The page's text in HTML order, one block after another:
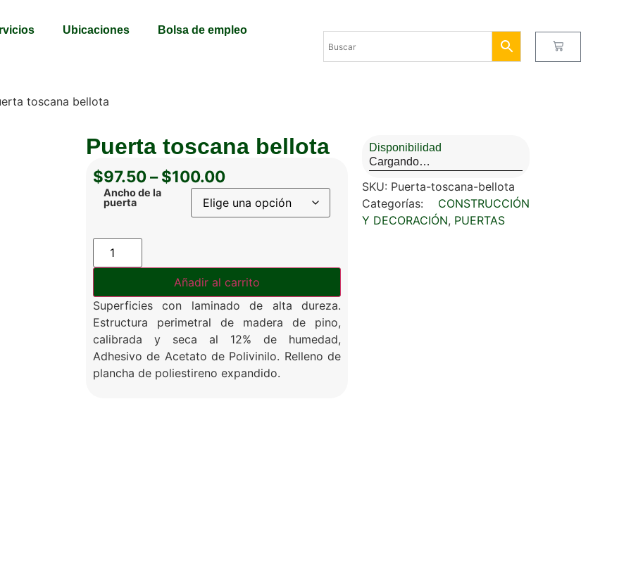
Ubicaciones Bolsa de empleo
toscana bellota
Puerta toscana bellota
$97.50–$100.00
Ancho de la
puerta
Añadir al carrito
Superficies con laminado de alta dureza.
Estructura perimetral de madera de pino,
calibrada y seca al 12% de humedad,
Adhesivo de Acetato de Polivinilo. Relleno de
plancha de poliestireno expandido.
Disponibilidad
Cargando…
SKU: Puerta-toscana-bellota
Categorías: CONSTRUCCIÓN
Y DECORACIÓN, PUERTAS